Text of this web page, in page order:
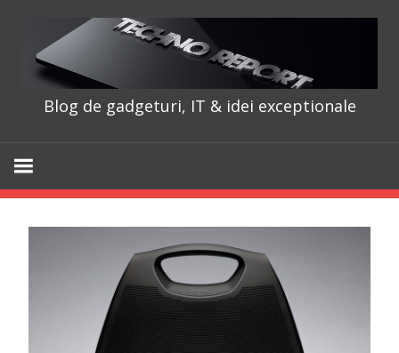
content
Blog de gadgeturi, IT & idei exceptionale